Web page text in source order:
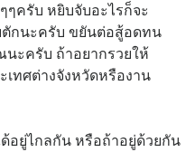
ๆครับ หยิบจับอะไรก็จะ
ตักนะครับ ขยันต่อสู้อดทน
ะครับ ถ้าอยากรวยให้
เทศต่างจังหวัดหรืองาน
อยู่ไกลกัน หรือถ้าอยู่ด้วยกัน